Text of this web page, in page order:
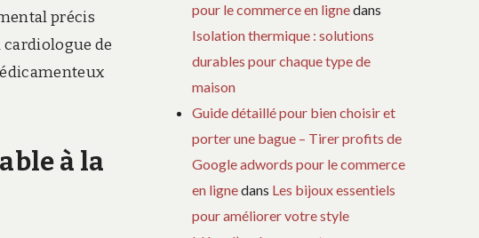
précis
cardiologue de
à la
pour le commerce en lignedans
Isolation thermique : solutions
durables pour chaque type de
maison
Guide détaillé pour bien choisir et
porter une bague – Tirer profits de
Google adwords pour le commerce
en lignedans Les bijoux essentiels
pour améliorer votre style